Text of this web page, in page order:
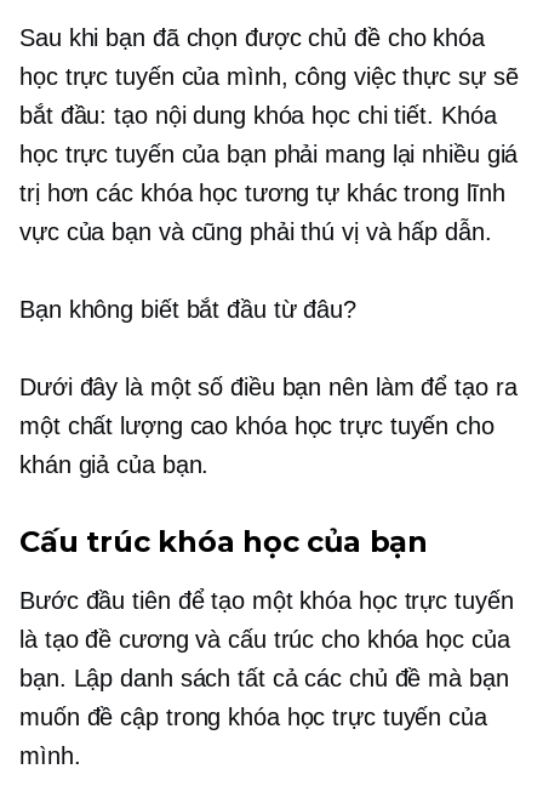
Sau khi bạn đã chọn được chủ đề cho khóa
học trực tuyến của mình, công việc thực sự sẽ
bắt đầu: tạo nội dung khóa học chi tiết. Khóa
học trực tuyến của bạn phải mang lại nhiều giá
trị hơn các khóa học tương tự khác trong lĩnh
vực của bạn và cũng phải thú vị và hấp dẫn.
Bạn không biết bắt đầu từ đâu?
Dưới đây là một số điều bạn nên làm để tạo ra
một chất lượng cao khóa học trực tuyến cho
khán giả của bạn.
Cấu trúc khóa học của bạn
Bước đầu tiên để tạo một khóa học trực tuyến
là tạo đề cương và cấu trúc cho khóa học của
bạn. Lập danh sách tất cả các chủ đề mà bạn
muốn đề cập trong khóa học trực tuyến của
mình.